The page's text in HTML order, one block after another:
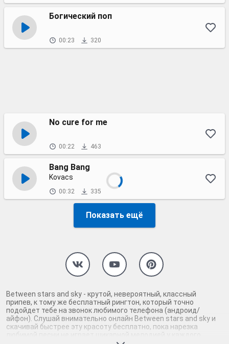
Богический поп
00:23 320
No cure for me
00:22 463
Bang Bang
Kovacs
00:32 335
Показать ещё
Between stars and sky - крутой, невероятный, классный
припев, к тому же бесплатный рингтон, который точно
подойдет тебе на звонок любимого телефона (андроид/
айфон). Слушай внимательно онлайн Between stars and sky и
скачивай быстрее эту красоту бесплатно, пока нарезка
любимой песни не играет шикарной мелодией у каждого